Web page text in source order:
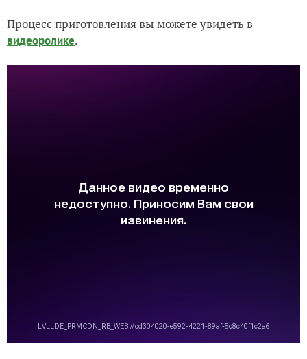
Процесс приготовления вы можете увидеть в
видеоролике.